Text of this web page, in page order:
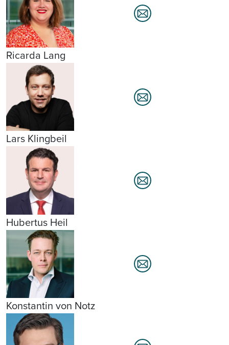
Ricarda Lang
Lars Klingbeil
Hubertus Heil
Konstantin von Notz